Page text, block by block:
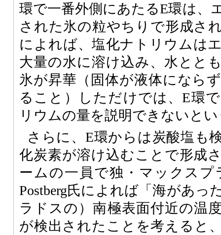
環で一番外側にあたるE環は、
された氷の粒やちりで形成さ
によれば、塩化ナトリウムは
大量の水に溶け込み、水とと
氷が昇華（固体が液体になら
ること）しただけでは、E環
リウムの量を説明できないと
さらに、E環からは炭酸塩も
化炭素が溶け込むことで形成
ームの一員で独・マックスプ
Postberg氏によれば「海があっ
ラドスの）南極表面付近の温
が検出されたことを考えると